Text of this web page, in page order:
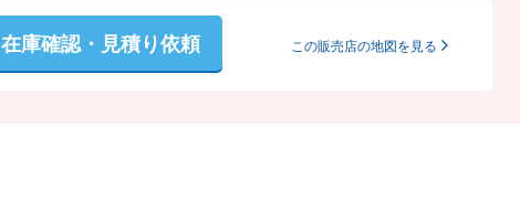
在庫確認・見積り依頼 この販売店の地図を見る